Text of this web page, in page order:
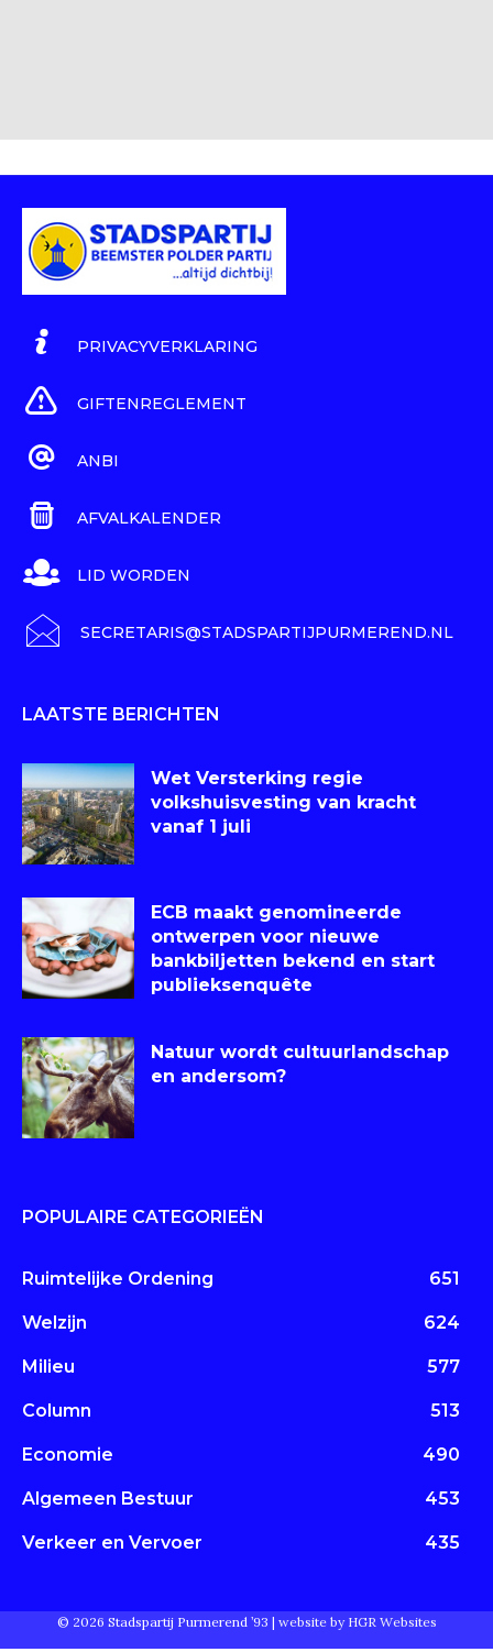
PRIVACYVERKLARING
GIFTENREGLEMENT
ANBI
AFVALKALENDER
LID WORDEN
SECRETARIS@STADSPARTIJPURMEREND.NL
LAATSTE BERICHTEN
Wet Versterking regie
volkshuisvesting van kracht
vanaf 1 juli
ECB maakt genomineerde
ontwerpen voor nieuwe
bankbiljetten bekend en start
publieksenquête
Natuur wordt cultuurlandschap
en andersom?
POPULAIRE CATEGORIEËN
Ruimtelijke Ordening 651
Welzijn 624
Milieu 577
Column 513
Economie 490
Algemeen Bestuur 453
Verkeer en Vervoer 435
© 2026 Stadspartij Purmerend ’93 | website by HGR Websites